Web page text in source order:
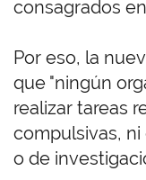
consagrados
Por eso, la
que "ningún
realizar tareas
compulsivas,
o de